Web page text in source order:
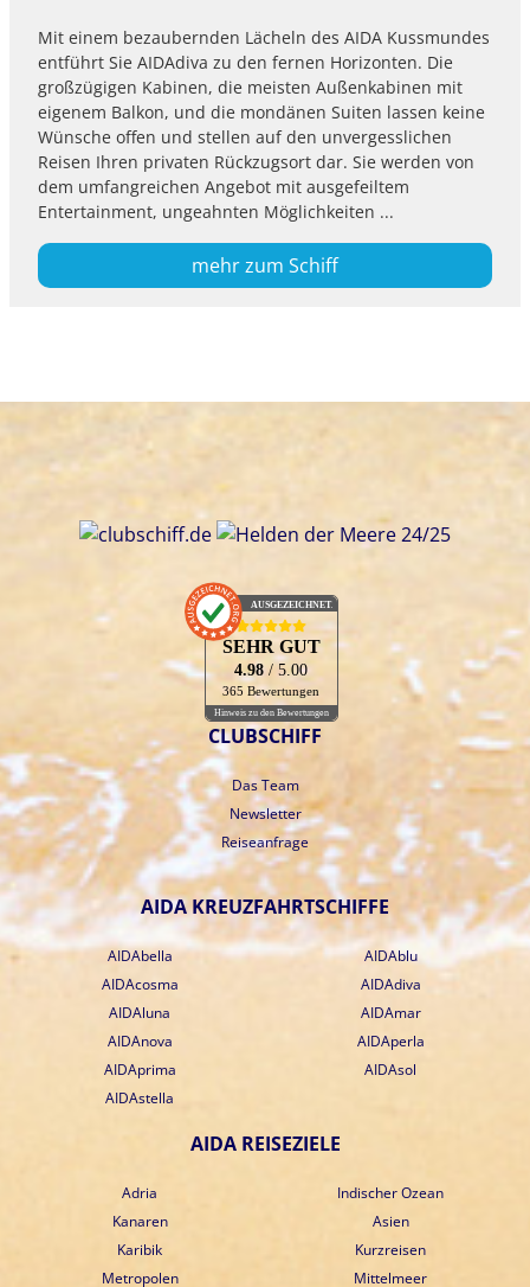
Mit einem bezaubernden Lächeln des AIDA Kussmundes
entführt Sie AIDAdiva zu den fernen Horizonten. Die
großzügigen Kabinen, die meisten Außenkabinen mit
eigenem Balkon, und die mondänen Suiten lassen keine
Wünsche offen und stellen auf den unvergesslichen
Reisen Ihren privaten Rückzugsort dar. Sie werden von
dem umfangreichen Angebot mit ausgefeiltem
Entertainment, ungeahnten Möglichkeiten ...
mehr zum Schiff
AUSGEZEICHNET.org
SEHR GUT
4.98/ 5.00
365 Bewertungen
Hinweis zu den Bewertungen
CLUBSCHIFF
Das Team
Newsletter
Reiseanfrage
AIDA KREUZFAHRTSCHIFFE
AIDAbella
AIDAblu
AIDAcosma
AIDAdiva
AIDAluna
AIDAmar
AIDAnova
AIDAperla
AIDAprima
AIDAsol
AIDAstella
AIDA REISEZIELE
Adria
Indischer Ozean
Kanaren
Asien
Karibik
Kurzreisen
Metropolen
Mittelmeer